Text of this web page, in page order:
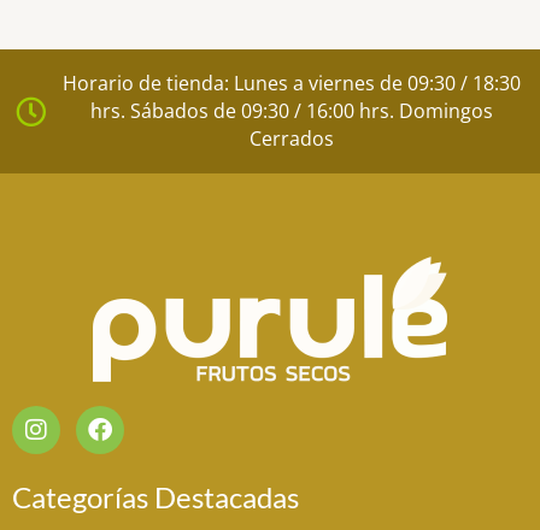
Horario de tienda: Lunes a viernes de 09:30 / 18:30
hrs. Sábados de 09:30 / 16:00 hrs. Domingos
Cerrados
I
n
s
t
a
F
a
c
e
b
Categorías Destacadas